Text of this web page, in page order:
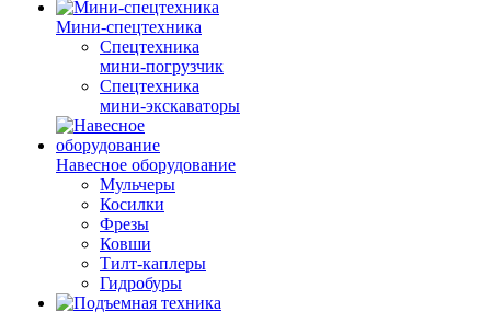
Мини-спецтехника
Спецтехника
мини-погрузчик
Спецтехника
мини-экскаваторы
Навесное оборудование
Мульчеры
Косилки
Фрезы
Ковши
Тилт-каплеры
Гидробуры